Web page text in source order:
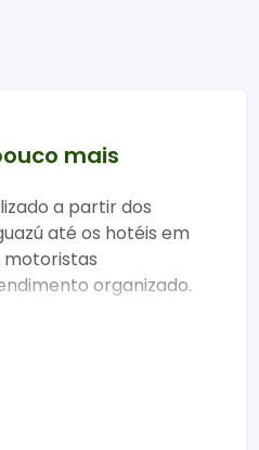
mais
a partir dos
até os hotéis em
motoristas
organizado.
modernos,
manutenção em dia,
durante todo o